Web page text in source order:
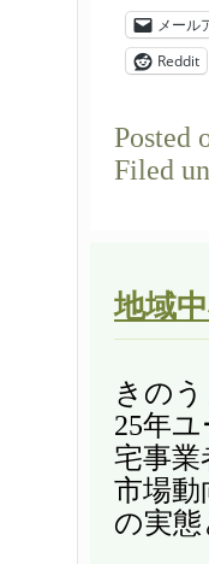
メール
Reddit
Posted
Filed
地域
きの
25年
宅事業
市場動
の実